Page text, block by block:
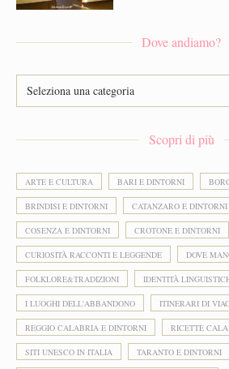
Dove andiamo?
Scopri di più
ARTE E CULTURA BARI E DINTORNI
BRINDISI E DINTORNI CATANZARO E DINTORNI
COSENZA E DINTORNI CROTONE E DINTORNI
CURIOSITÀ RACCONTI E LEGGENDE DOVE
FOLKLORE&TRADIZIONI IDENTITÀ
I LUOGHI DELL'ABBANDONO ITINERARI DI
REGGIO CALABRIA E DINTORNI RICETTE
SITI UNESCO IN ITALIA TARANTO E DINTORNI